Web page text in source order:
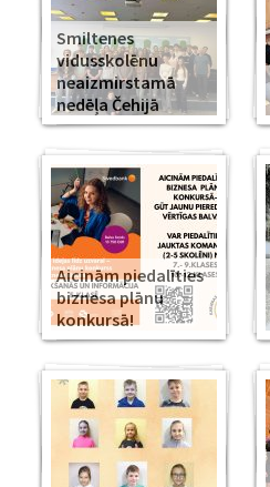
Smiltenes
vidusskolēnu
neaizmirstamā
nedēļa Čehijā
Aicinām piedalīties
biznesa plānu
konkursā!